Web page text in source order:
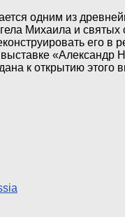
одним из
Михаила и
его в
«Александр
к открытию этого